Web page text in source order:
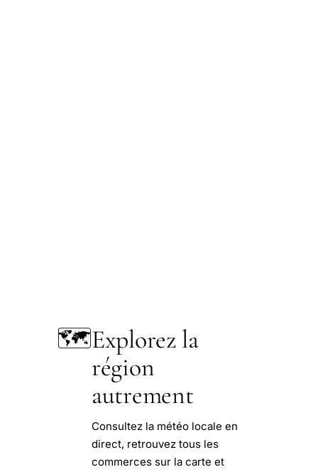
🗺️Explorez la
région
autrement
Consultez la météo locale en
direct, retrouvez tous les
commerces sur la carte et